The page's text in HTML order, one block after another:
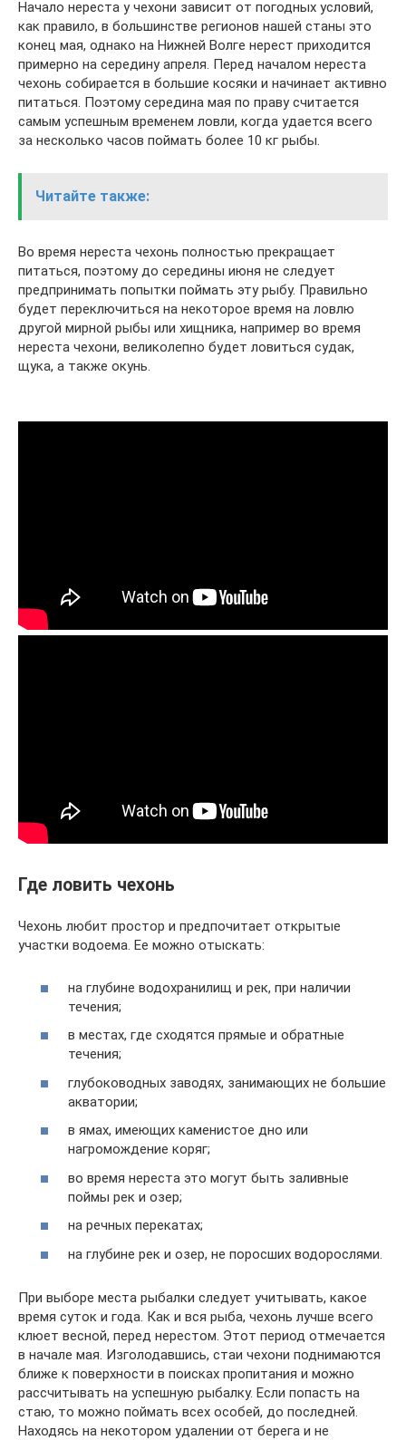
Начало нереста у чехони зависит от погодных условий,
как правило, в большинстве регионов нашей станы это
конец мая, однако на Нижней Волге нерест приходится
примерно на середину апреля. Перед началом нереста
чехонь собирается в большие косяки и начинает активно
питаться. Поэтому середина мая по праву считается
самым успешным временем ловли, когда удается всего
за несколько часов поймать более 10 кг рыбы.
Читайте также:
Во время нереста чехонь полностью прекращает
питаться, поэтому до середины июня не следует
предпринимать попытки поймать эту рыбу. Правильно
будет переключиться на некоторое время на ловлю
другой мирной рыбы или хищника, например во время
нереста чехони, великолепно будет ловиться судак,
щука, а также окунь.
Где ловить чехонь
Чехонь любит простор и предпочитает открытые
участки водоема. Ее можно отыскать:
на глубине водохранилищ и рек, при наличии
течения;
в местах, где сходятся прямые и обратные
течения;
глубоководных заводях, занимающих не большие
акватории;
в ямах, имеющих каменистое дно или
нагромождение коряг;
во время нереста это могут быть заливные
поймы рек и озер;
на речных перекатах;
на глубине рек и озер, не поросших водорослями.
При выборе места рыбалки следует учитывать, какое
время суток и года. Как и вся рыба, чехонь лучше всего
клюет весной, перед нерестом. Этот период отмечается
в начале мая. Изголодавшись, стаи чехони поднимаются
ближе к поверхности в поисках пропитания и можно
рассчитывать на успешную рыбалку. Если попасть на
стаю, то можно поймать всех особей, до последней.
Находясь на некотором удалении от берега и не